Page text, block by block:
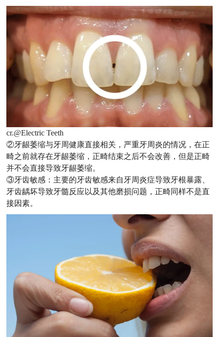
cr.@Electric Teeth
②牙龈萎缩与牙周健康直接相关，严重牙周炎的情况，在正
畸之前就存在牙龈萎缩，正畸结束之后不会改善，但是正畸
并不会直接导致牙龈萎缩。
③牙齿敏感：主要的牙齿敏感来自牙周炎症导致牙根暴露、
牙齿龋坏导致牙髓反应以及其他磨损问题，正畸同样不是直
接因素。